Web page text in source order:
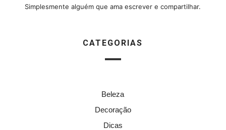
Simplesmente alguém que ama escrever e compartilhar.
CATEGORIAS
Beleza
Decoração
Dicas